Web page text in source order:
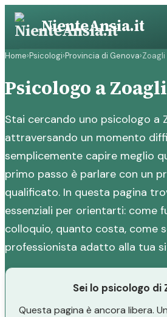
Vai
contenuto
NienteAnsia.it
Home›Psicologi›Provincia di Genova›Zoagli
Psicologo a Zoagli
Stai cercando uno psicologo a
attraversando un momento
semplicemente capire meglio
primo passo è parlare con un
qualificato. In questa pagina
essenziali per orientarti: come
colloquio, quanto costa, come
professionista adatto alla tua
Sei lo psicologo di
Questa pagina è ancora libera.